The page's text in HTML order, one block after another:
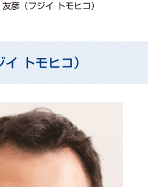
彦（フジイ トモヒコ）
トモヒコ）